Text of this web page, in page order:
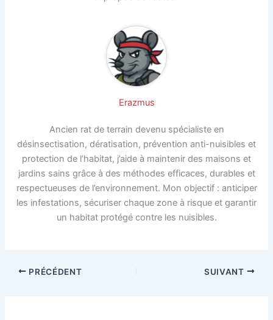
Erazmus
Ancien rat de terrain devenu spécialiste en
désinsectisation, dératisation, prévention anti-nuisibles et
protection de l’habitat, j’aide à maintenir des maisons et
jardins sains grâce à des méthodes efficaces, durables et
respectueuses de l’environnement. Mon objectif : anticiper
les infestations, sécuriser chaque zone à risque et garantir
un habitat protégé contre les nuisibles.
PRÉCÉDENT SUIVANT